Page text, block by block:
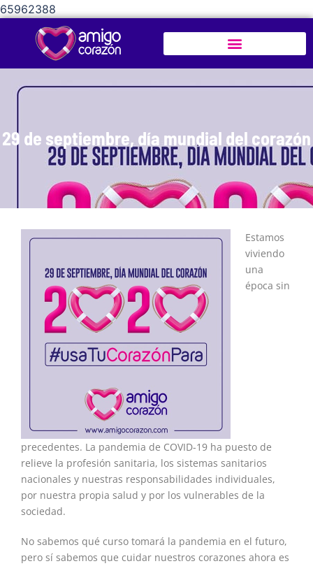
65962388
29 de septiembre, día mundial del corazón
Estamos
viviendo
una
época sin
precedentes. La pandemia de COVID-19 ha puesto de
relieve la profesión sanitaria, los sistemas sanitarios
nacionales y nuestras responsabilidades individuales,
por nuestra propia salud y por los vulnerables de la
sociedad.
No sabemos qué curso tomará la pandemia en el futuro,
pero sí sabemos que cuidar nuestros corazones ahora es